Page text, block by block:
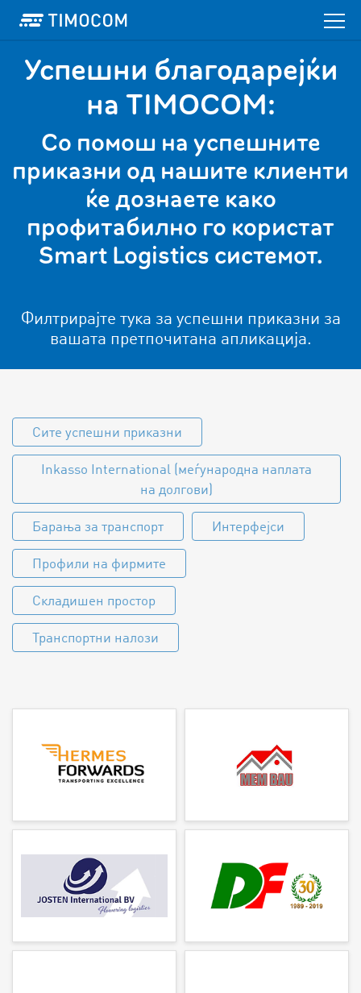
Успешни благодарејќи
на TIMOCOM:
Со помош на успешните
приказни од нашите клиенти
ќе дознаете како
профитабилно го користат
Smart Logistics системот.
Филтрирајте тука за успешни приказни за
вашата претпочитана апликација.
Сите успешни приказни
Inkasso International (меѓународна наплата
на долгови)
Барања за транспорт Интерфејси
Профили на фирмите
Складишен простор
Транспортни налози